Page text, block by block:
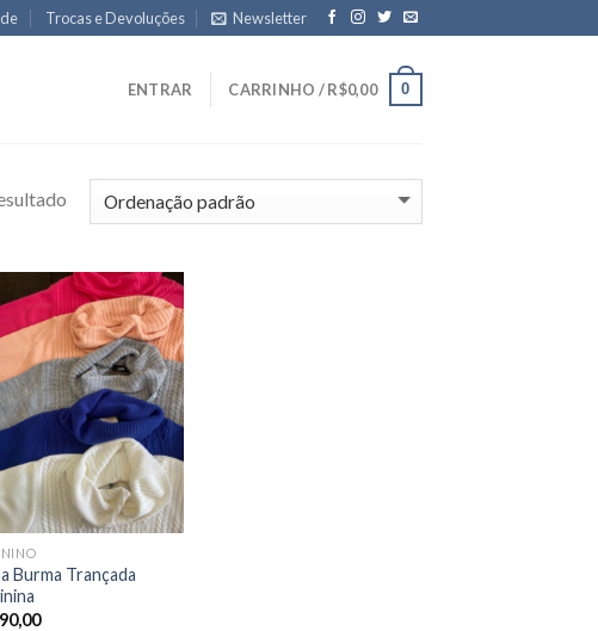
Trocas e Devoluções Newsletter
ENTRAR CARRINHO /R$0,00 0
Burma Trançada